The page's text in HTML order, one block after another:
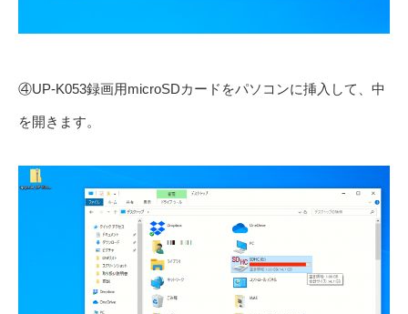
④UP-K053録画用microSDカードをパソコンに挿入して、中
を開きます。